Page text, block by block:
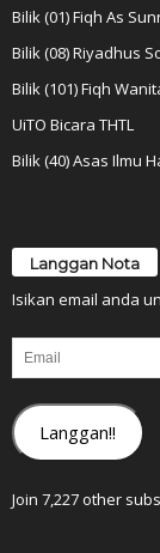
Bilik (01) Fiqh As
Bilik (08) Riyadhus
Bilik (101) Fiqh
UiTO Bicara THTL
Bilik (40) Asas Ilmu
Langgan Nota
Isikan email anda
Email
Langgan!!
Join 7,227 other